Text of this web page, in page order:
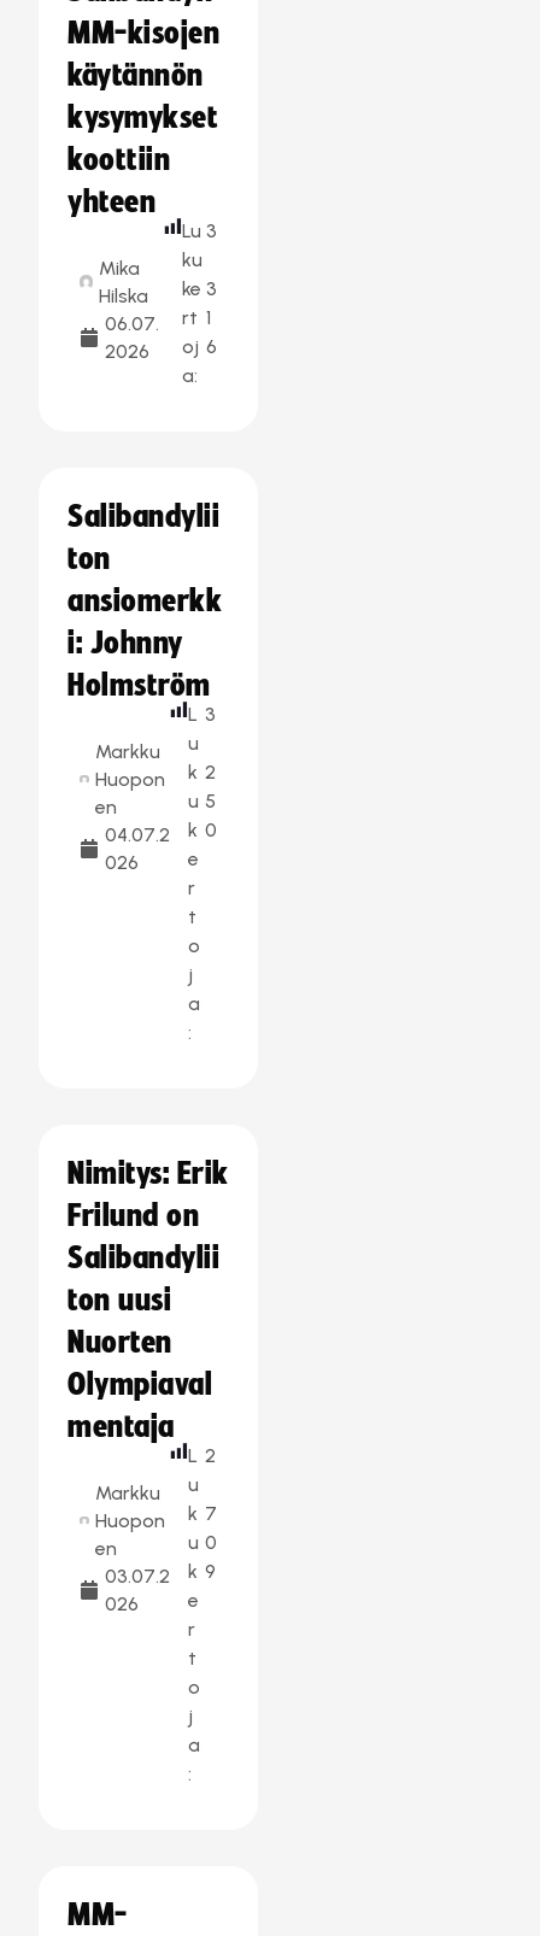
MM-kisojen
käytännön
kysymykset
koottiin
yhteen
Mika
Hilska
06.07.
2026
Lu
ku
ke
rt
oj
a:
3
3
1
6
Salibandylii
ton
ansiomerkk
i: Johnny
Holmström
Markku
Huopon
en
04.07.2
026
L
u
k
u
k
e
r
t
o
j
a
:
3
2
5
0
Nimitys: Erik
Frilund on
Salibandylii
ton uusi
Nuorten
Olympiaval
mentaja
Markku
Huopon
en
03.07.2
026
L
u
k
u
k
e
r
t
o
j
a
:
2
7
0
9
MM-